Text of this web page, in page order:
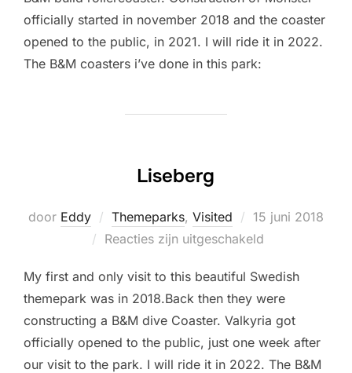
officially started in november 2018 and the coaster
opened to the public, in 2021. I will ride it in 2022.
The B&M coasters i’ve done in this park:
Liseberg
door Eddy Themeparks, Visited
Geplaatst
op
15 juni 2018
Reacties zijn uitgeschakeld
My first and only visit to this beautiful Swedish
themepark was in 2018.Back then they were
constructing a B&M dive Coaster. Valkyria got
officially opened to the public, just one week after
our visit to the park. I will ride it in 2022. The B&M